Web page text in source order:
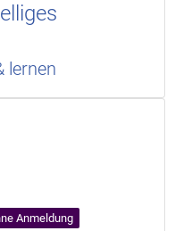
lernen
Anmeldung